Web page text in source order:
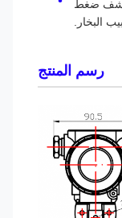
رسم المنتج